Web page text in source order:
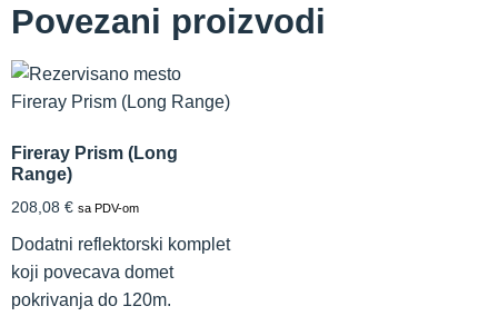
Povezani proizvodi
Fireray Prism (Long
Range)
208,08 € sa PDV-om
Dodatni reflektorski komplet
koji povecava domet
pokrivanja do 120m.